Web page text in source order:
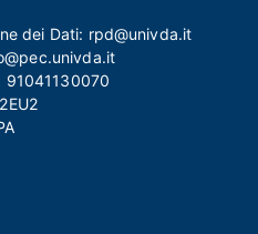
dei Dati: rpd@univda.it
91041130070